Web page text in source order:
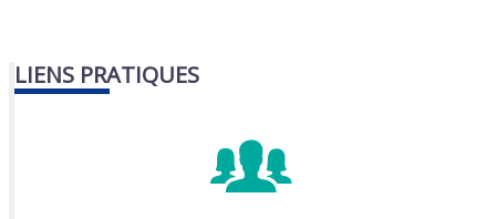
LIENS PRATIQUES